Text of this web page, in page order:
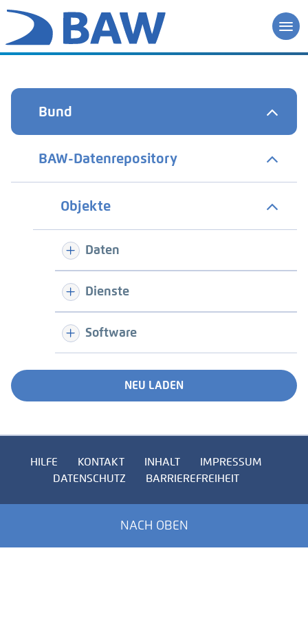
Bund
BAW-Datenrepository
Objekte
Daten
Dienste
Software
NEU LADEN
HILFE KONTAKT INHALT
IMPRESSUM
DATENSCHUTZ
BARRIEREFREIHEIT
NACH OBEN